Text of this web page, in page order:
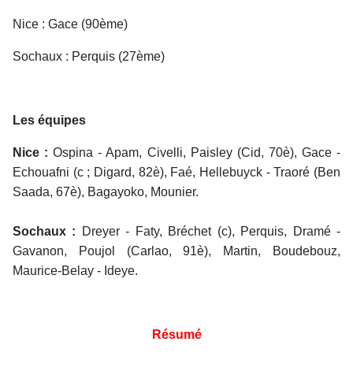
Nice : Gace (90ème)
Sochaux : Perquis (27ème)
Les équipes
Nice : Ospina - Apam, Civelli, Paisley (Cid, 70è), Gace -
Echouafni (c ; Digard, 82è), Faé, Hellebuyck - Traoré (Ben
Saada, 67è), Bagayoko, Mounier.
Sochaux : Dreyer - Faty, Bréchet (c), Perquis, Dramé -
Gavanon, Poujol (Carlao, 91è), Martin, Boudebouz,
Maurice-Belay - Ideye.
Résumé